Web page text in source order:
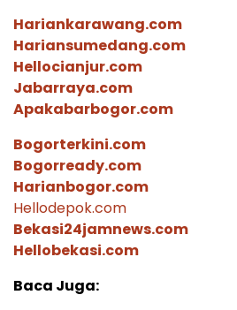
Hariankarawang.com
Hariansumedang.com
Hellocianjur.com
Jabarraya.com
Apakabarbogor.com
Bogorterkini.com
Bogorready.com
Harianbogor.com
Hellodepok.com
Bekasi24jamnews.com
Hellobekasi.com
Baca Juga: